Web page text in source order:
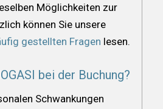
Möglichkeiten zur
können Sie unsere
gestellten Fragen lesen.
bei der Buchung?
Schwankungen